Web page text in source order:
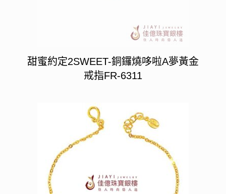
甜蜜約定2SWEET-銅鑼燒哆啦A夢黃金
戒指FR-6311